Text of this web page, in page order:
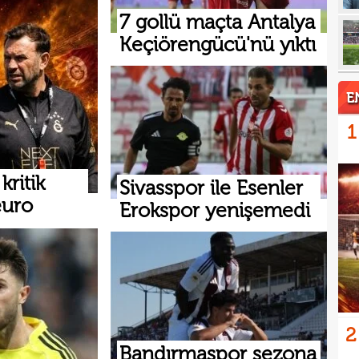
7 gollü maçta Antalya
Keçiörengücü'nü yıktı
Sivasspor ile Esenler
Erokspor yenişemedi
Bandırmaspor sezona
5
kattı
1
2